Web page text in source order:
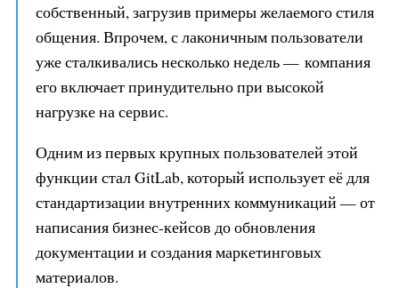
собственный, загрузив примеры желаемого стиля
общения. Впрочем, с лаконичным пользователи
уже сталкивались несколько недель — компания
его включает принудительно при высокой
нагрузке на сервис.
Одним из первых крупных пользователей этой
функции стал GitLab, который использует её для
стандартизации внутренних коммуникаций — от
написания бизнес-кейсов до обновления
документации и создания маркетинговых
материалов.